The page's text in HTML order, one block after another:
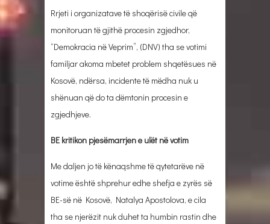
Rrjeti i organizatave të shoqërisë civile që
monitoruan të gjithë procesin zgjedhor,
“Demokracia në Veprim”, (DNV) tha se votimi
familjar akoma mbetet problem shqetësues në
Kosovë, ndërsa, incidente të mëdha nuk u
shënuan që do ta dëmtonin procesin e
zgjedhjeve.
BE kritikon pjesëmarrjen e ulët në votim
Me daljen jo të kënaqshme të qytetarëve në
votime është shprehur edhe shefja e zyrës së
BE-së në Kosovë, Natalya Apostolova, e cila
tha se njerëzit nuk duhet ta humbin rastin dhe